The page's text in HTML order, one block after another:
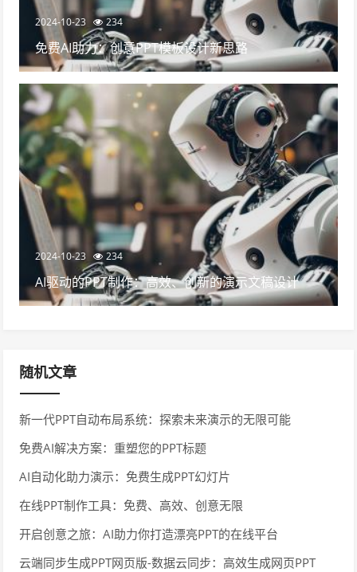
2024-10-23 234
免费AI助力：创意PPT模板设计新思路
2024-10-23 234
AI驱动的PPT制作：高效、创新的演示文稿设计
随机文章
新一代PPT自动布局系统：探索未来演示的无限可能
免费AI解决方案：重塑您的PPT标题
AI自动化助力演示：免费生成PPT幻灯片
在线PPT制作工具：免费、高效、创意无限
开启创意之旅：AI助力你打造漂亮PPT的在线平台
云端同步生成PPT网页版-数据云同步：高效生成网页PPT